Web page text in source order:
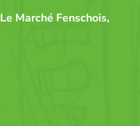
Le Marché Fenschois,